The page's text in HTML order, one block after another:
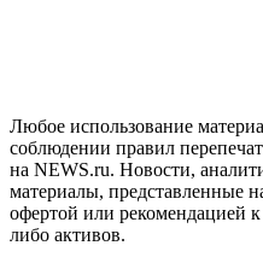
Любое использование
соблюдении правил
на NEWS.ru. Новости,
материалы, представленные
офертой или рекомендацией
либо активов.